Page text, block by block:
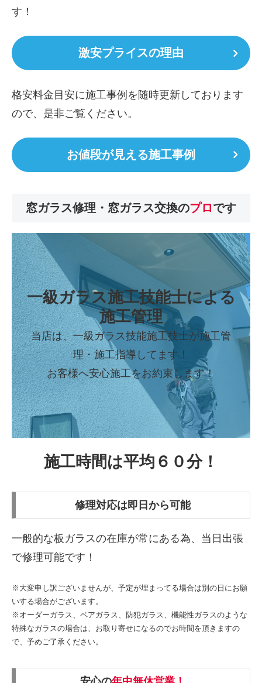
す！
激安プライスの理由
格安料金目安に施工事例を随時更新しております
ので、是非ご覧ください。
お値段が見える施工事例
窓ガラス修理・窓ガラス交換のプロです
一級ガラス施工技能士による
施工管理
当店は、一級ガラス技能施工技士が施工管
理・施工指導してます！
お客様へ安心施工をお約束します！
施工時間は平均６０分！
修理対応は 即日 から可能
一般的な板ガラスの在庫が常にある為、当日出張
で修理可能です！
※大変申し訳ございませんが、予定が埋まってる場合は別の日にお願
いする場合がございます。
※オーダーガラス、ペアガラス、防犯ガラス、機能性ガラスのような
特殊なガラスの場合は、お取り寄せになるのでお時間を頂きますの
で、予めご了承ください。